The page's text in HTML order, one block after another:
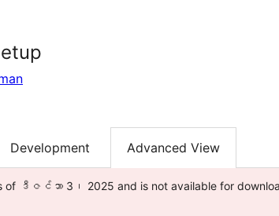
Development Advanced View
of ဒီဇင်ဘာ 3၊ 2025 and is not available for